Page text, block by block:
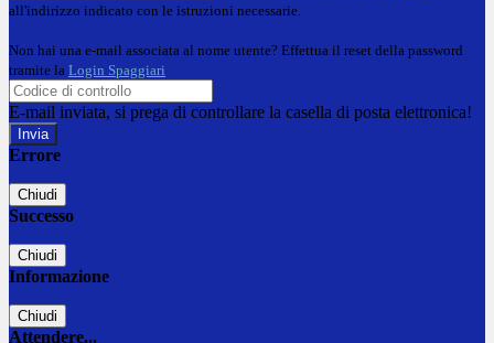
all'indirizzo indicato con le istruzioni necessarie.
Non hai una e-mail associata al nome utente? Effettua il reset della password
tramite la Login Spaggiari
E-mail inviata, si prega di controllare la casella di posta elettronica!
Errore
Chiudi
Successo
Chiudi
Informazione
Chiudi
Attendere...